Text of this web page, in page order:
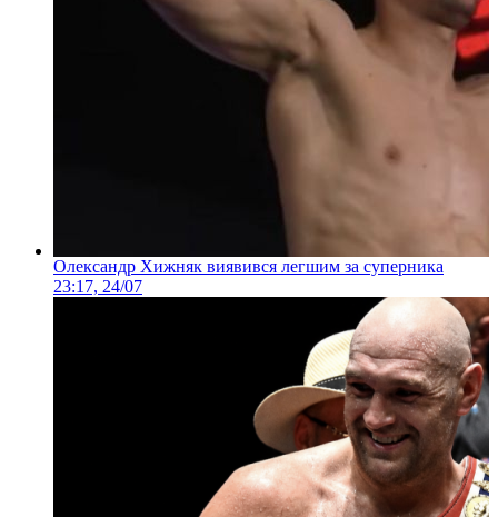
Олександр Хижняк виявився легшим за суперника
23:17, 24/07